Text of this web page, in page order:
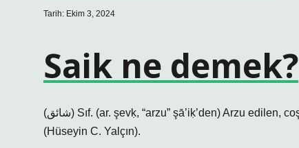
Tarih: Ekim 3, 2024
Saik ne demek?
(ﺷﺎﺋﻖ) Sıf. (ar. şevḳ, “arzu” şā’iḳ’den) Arzu edilen, coşkun, coşkun: Üstteki iki kattan taşan ahengin içinde boğuldu
(Hüseyin C. Yalçın).